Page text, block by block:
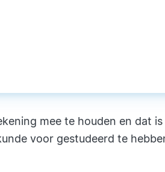
mee te houden en dat
voor gestudeerd te